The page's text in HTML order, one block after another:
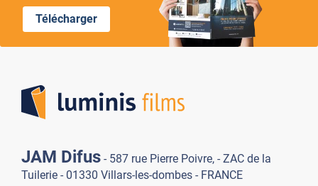
Télécharger
JAM Difus - 587 rue Pierre Poivre, - ZAC de la
Tuilerie - 01330 Villars-les-dombes - FRANCE